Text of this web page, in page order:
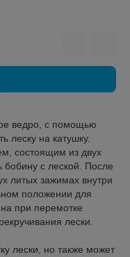
ведро, с помощью
леску на катушку.
состоящим из двух
бобину с леской. После
литых зажимах внутри
положении для
при перемотке
лески.
лески, но также может